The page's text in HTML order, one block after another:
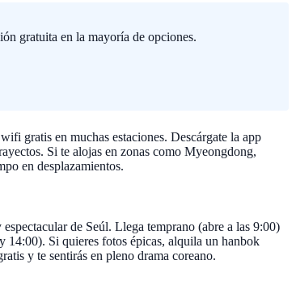
gratuita en la mayoría de opciones.
gratis en muchas estaciones. Descárgate la app
Si te alojas en zonas como Myeongdong,
en desplazamientos.
de Seúl. Llega temprano (abre a las 9:00)
14:00). Si quieres fotos épicas, alquila un hanbok
y te sentirás en pleno drama coreano.